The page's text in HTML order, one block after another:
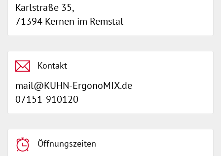
Karlstraße 35,
71394 Kernen im Remstal
Kontakt
mail@KUHN-ErgonoMIX.de
07151-910120
Öffnungszeiten